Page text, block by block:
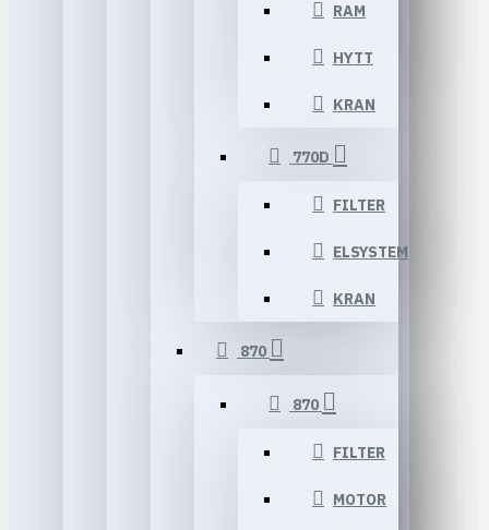
RAM
HYTT
KRAN
770D
FILTER
ELSYSTEM
KRAN
870
870
FILTER
MOTOR